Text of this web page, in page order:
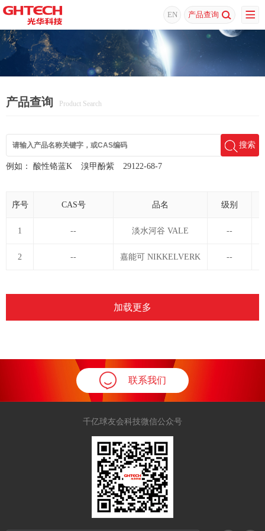
EN 产品查询
产品查询 Product Search
搜索
例如： 酸性铬蓝K 溴甲酚紫 29122-68-7
序号 CAS号 品名 级别
1 -- 淡水河谷 VALE --
2 -- 嘉能可 NIKKELVERK --
加载更多
联系我们
千亿球友会科技微信公众号